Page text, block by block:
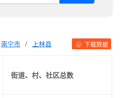
南宁市 / 上林县 下载数据
街道、村、社区总数